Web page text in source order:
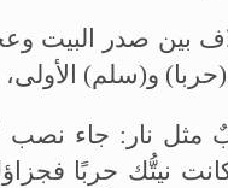
بين صدر البيت
و(سلم)
مثل نار: جاء
كانت نيتُّك حربًا